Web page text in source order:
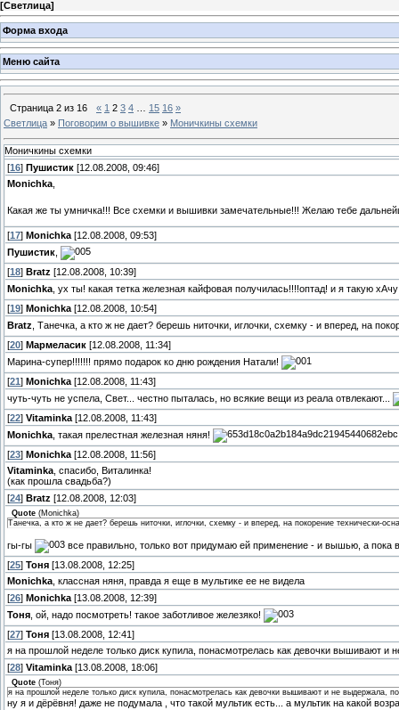
[Светлица]
Форма входа
Меню сайта
Страница 2 из 16 « 1 2 3 4 15 16 »
Светлица » Поговорим о вышивке » Моничкины схемки
Моничкины схемки
[16] Пушистик [12.08.2008, 09:46]
Monichka
Какая же ты умничка!!! Все схемки и вышивки замечательные!!! Желаю тебе
[17] Monichka [12.08.2008, 09:53]
Пушистик
[18] Bratz [12.08.2008, 10:39]
Monichka , ух ты! какая тетка железная кайфовая получилась!!!!оптад! и я такую
[19] Monichka [12.08.2008, 10:54]
Bratz , Танечка, а кто ж не дает? берешь ниточки, иглочки, схемку - и вперед, на
[20] Мармеласик [12.08.2008, 11:34]
Марина-супер!!!!!!! прямо подарок ко дню рождения Натали!
[21 ] Monichka [12.08.2008, 11:43]
чуть-чуть не успела, Свет... честно пыталась, но всякие вещи из реала отвлекают...
[22] Vitaminka [12.08.2008, 11:43]
Monichka , такая прелестная железная няня!
[23] Monichka [12.08.2008, 11:56]
Vitaminka , спасибо, Виталинка!
(как прошла свадьба?)
[24] Bratz [12.08.2008, 12:03]
Quote (Monichka)
Танечка, а кто ж не дает? берешь ниточки, иглочки, схемку - и вперед, на покорение технически-
гы-гы
все правильно, только вот придумаю ей применение - и вышью, а пока
[25] Тоня [13.08.2008, 12:25]
Monichka , классная няня, правда я еще в мультике ее не видела
[26] Monichka [13.08.2008, 12:39]
Тоня , ой, надо посмотреть! такое заботливое железяко!
[27] Тоня [13.08.2008, 12:41]
я на прошлой неделе только диск купила, понасмотрелась как девочки вышивают и
[28] Vitaminka [13.08.2008, 18:06]
Quote (Тоня)
я на прошлой неделе только диск купила, понасмотрелась как девочки вышивают и не выдержала,
ну я и дёрёвня! даже не подумала , что такой мультик есть... а мультик на какой